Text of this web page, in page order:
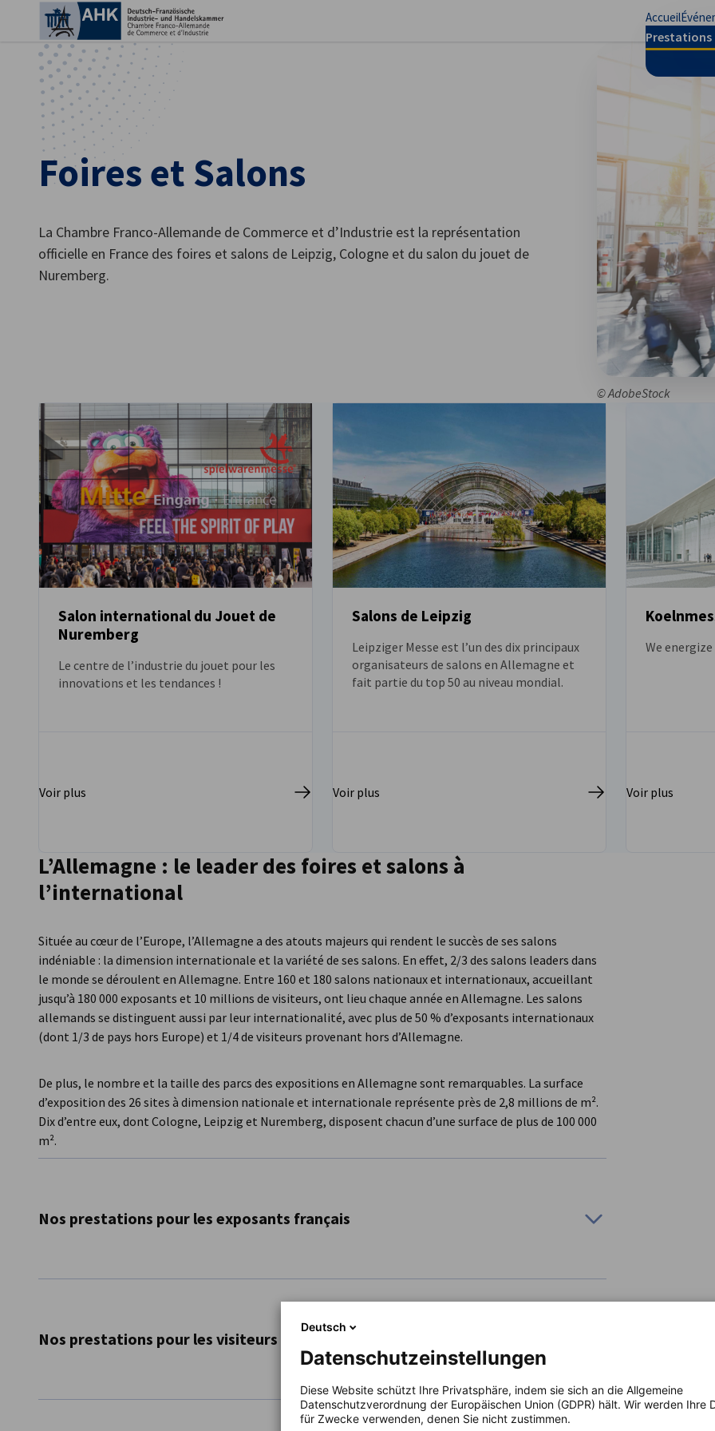
Accueil
Prestations
Foires et Salons
La Chambre Franco-Allemande de Commerce et d’Industrie est la représentation
officielle en France des foires et salons de Leipzig, Cologne et du salon du jouet de
Nuremberg.
© AdobeStock
Salon international du Jouet de
Nuremberg
Le centre de l’industrie du jouet pour les
innovations et les tendances !
Voir plus
Salons de Leipzig
Leipziger Messe est l’un des dix principaux
organisateurs de salons en Allemagne et
fait partie du top 50 au niveau mondial.
Voir plus
We
Voir plus
L’Allemagne : le leader des foires et salons à
l’international
Située au cœur de l’Europe, l’Allemagne a des atouts majeurs qui rendent le succès de ses salons
indéniable : la dimension internationale et la variété de ses salons. En effet, 2/3 des salons leaders dans
le monde se déroulent en Allemagne. Entre 160 et 180 salons nationaux et internationaux, accueillant
jusqu’à 180 000 exposants et 10 millions de visiteurs, ont lieu chaque année en Allemagne. Les salons
allemands se distinguent aussi par leur internationalité, avec plus de 50 % d’exposants internationaux
(dont 1/3 de pays hors Europe) et 1/4 de visiteurs provenant hors d’Allemagne.
De plus, le nombre et la taille des parcs des expositions en Allemagne sont remarquables. La surface
d’exposition des 26 sites à dimension nationale et internationale représente près de 2,8 millions de m².
Dix d’entre eux, dont Cologne, Leipzig et Nuremberg, disposent chacun d’une surface de plus de 100 000
m².
Nos prestations pour les exposants français
assistance pour remplir les formulaires d’inscription
enregistrement au catalogue et autres détails techniques
organisation de rendez-vous ciblés avec des partenaires potentiels
conseil individuel et accompagnement via des webinaires
mise en relation avec des partenaires franco-allemands dans les domaines suivants : production
Nos prestations pour les visiteurs français
vente de billets d’entrée et de catalogues à prix préférentiels
Deutsch
Datenschutzeinstellungen
Diese Website schützt Ihre Privatsphäre, indem sie sich an die Allgemeine
Datenschutzverordnung der Europäischen Union (GDPR) hält. Wir werden Ihre
für Zwecke verwenden, denen Sie nicht zustimmen.